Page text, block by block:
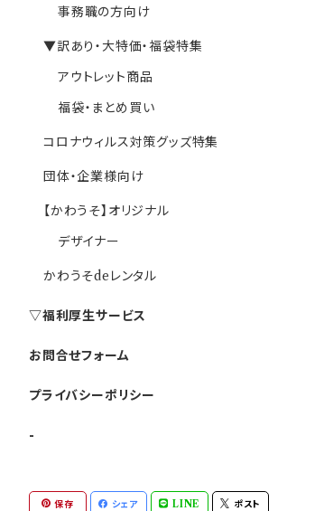
事務職の方向け
▼訳あり・大特価・福袋特集
アウトレット商品
福袋・まとめ買い
コロナウィルス対策グッズ特集
団体・企業様向け
【かわうそ】オリジナル
デザイナー
かわうそdeレンタル
▽福利厚生サービス
お問合せフォーム
プライバシーポリシー
-
保存 シェア LINE ポスト